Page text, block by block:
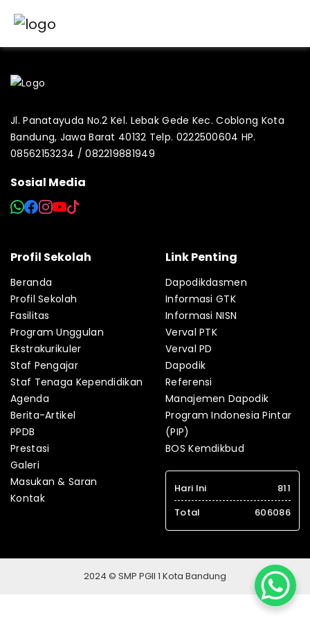
Jl. Panatayuda No.2 Kel. Lebak Gede Kec. Coblong Kota
Bandung, Jawa Barat 40132 Telp. 0222500604 HP.
08562153234 / 082219881949
Sosial Media
Profil Sekolah
Beranda
Profil Sekolah
Fasilitas
Program Unggulan
Ekstrakurikuler
Staf Pengajar
Staf Tenaga Kependidikan
Agenda
Berita-Artikel
PPDB
Prestasi
Galeri
Masukan & Saran
Kontak
Link Penting
Dapodikdasmen
Informasi GTK
Informasi NISN
Verval PTK
Verval PD
Dapodik
Referensi
Manajemen Dapodik
Program Indonesia Pintar
(PIP)
BOS Kemdikbud
Hari Ini
811
Total
606086
2024 © SMP PGII 1 Kota Bandung